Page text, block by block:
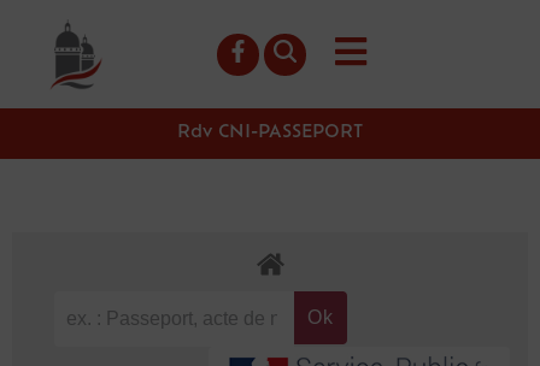
principal
Rdv CNI-PASSEPORT